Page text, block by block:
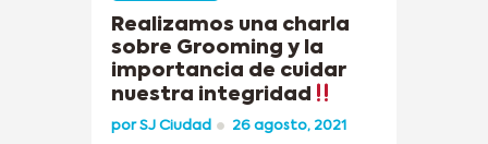
Realizamos una charla
sobre Grooming y la
importancia de cuidar
nuestra integridad
porSJ Ciudad 26 agosto, 2021